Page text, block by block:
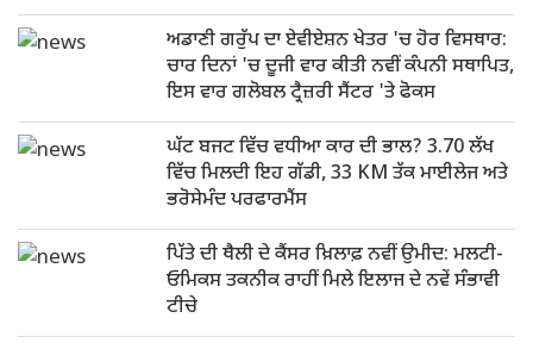
ਅਡਾਣੀ ਗਰੁੱਪ ਦਾ ਏਵੀਏਸ਼ਨ ਖੇਤਰ 'ਚ ਹੋਰ ਵਿਸਥਾਰ:
ਚਾਰ ਦਿਨਾਂ 'ਚ ਦੂਜੀ ਵਾਰ ਕੀਤੀ ਨਵੀਂ ਕੰਪਨੀ ਸਥਾਪਿਤ,
ਇਸ ਵਾਰ ਗਲੋਬਲ ਟ੍ਰੈਜ਼ਰੀ ਸੈਂਟਰ 'ਤੇ ਫੋਕਸ
ਘੱਟ ਬਜਟ ਵਿੱਚ ਵਧੀਆ ਕਾਰ ਦੀ ਭਾਲ? 3.70 ਲੱਖ
ਵਿੱਚ ਮਿਲਦੀ ਇਹ ਗੱਡੀ, 33 KM ਤੱਕ ਮਾਈਲੇਜ ਅਤੇ
ਭਰੋਸੇਮੰਦ ਪਰਫਾਰਮੈਂਸ
ਪਿੱਤੇ ਦੀ ਥੈਲੀ ਦੇ ਕੈਂਸਰ ਖ਼ਿਲਾਫ਼ ਨਵੀਂ ਉਮੀਦ: ਮਲਟੀ-
ਓਮਿਕਸ ਤਕਨੀਕ ਰਾਹੀਂ ਮਿਲੇ ਇਲਾਜ ਦੇ ਨਵੇਂ ਸੰਭਾਵੀ
ਟੀਚੇ